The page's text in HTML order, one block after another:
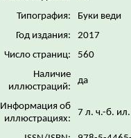
Типография:
Буки веди
Год издания:
2017
Число страниц:
560
Наличие
иллюстраций:
да
Информация об
иллюстрациях:
7 л. ч.-б.